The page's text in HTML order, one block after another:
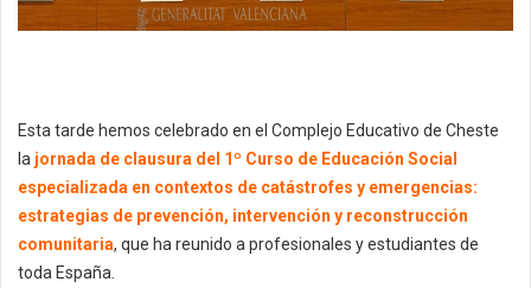
Esta tarde hemos celebrado en el Complejo Educativo de Cheste
la jornada de clausura del 1º Curso de Educación Social
especializada en contextos de catástrofes y emergencias:
estrategias de prevención, intervención y reconstrucción
comunitaria, que ha reunido a profesionales y estudiantes de
toda España.